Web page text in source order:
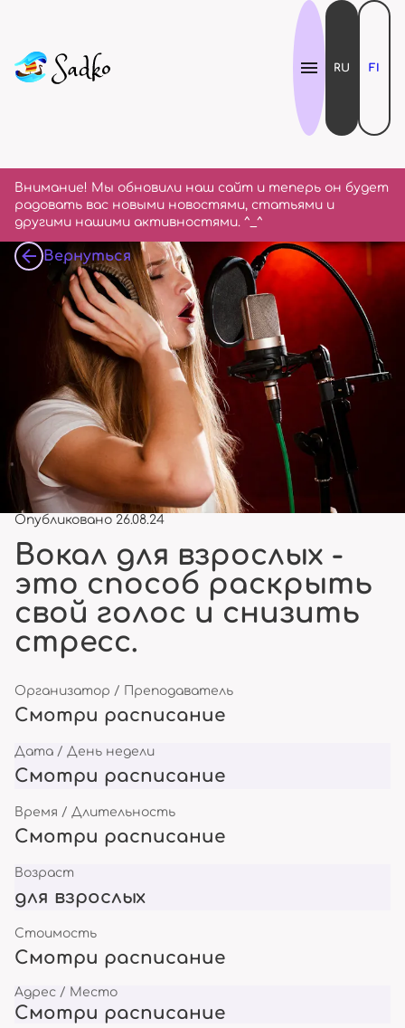
Внимание! Мы обновили наш сайт и теперь он будет
радовать вас новыми новостями, статьями и
другими нашими активностями. ^_^
RU FI
Вернуться
Опубликовано 26.08.24
Вокал для взрослых -
это способ раскрыть
свой голос и снизить
стресс.
Организатор / Преподаватель
Смотри расписание
Дата / День недели
Смотри расписание
Время / Длительность
Смотри расписание
Возраст
для взрослых
Стоимость
Смотри расписание
Адрес / Место
Смотри расписание